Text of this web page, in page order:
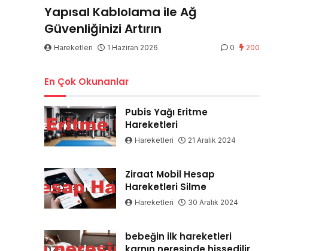
Yapısal Kablolama ile Ağ
Güvenliğinizi Artırın
Hareketleri 1 Haziran 2026 0 200
En Çok Okunanlar
Pubis Yağı Eritme
Hareketleri
Hareketleri 21 Aralık 2024
Ziraat Mobil Hesap
Hareketleri Silme
Hareketleri 30 Aralık 2024
bebeğin ilk hareketleri